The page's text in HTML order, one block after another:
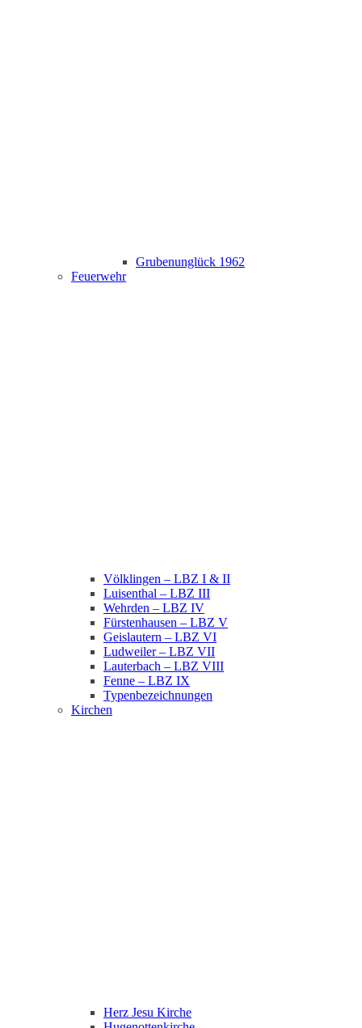
Grubenunglück 1962
Feuerwehr
Völklingen – LBZ I & II
Luisenthal – LBZ III
Wehrden – LBZ IV
Fürstenhausen – LBZ V
Geislautern – LBZ VI
Ludweiler – LBZ VII
Lauterbach – LBZ VIII
Fenne – LBZ IX
Typenbezeichnungen
Kirchen
Herz Jesu Kirche